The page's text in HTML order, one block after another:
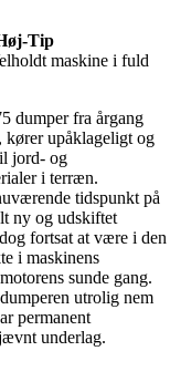
Tip
maskine i fuld
dumper fra årgang
kører upåklageligt og
jord- og
i terræn.
tidspunkt på
ny og udskiftet
fortsat at være i den
i maskinens
sunde gang.
utrolig nem
permanent
underlag.